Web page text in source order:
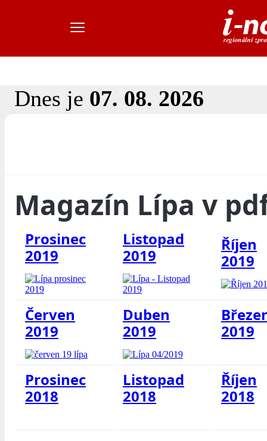
Dnes je 07. 08. 2026
Magazín Lípa v
Prosinec
2019
Listopad
2019
Říjen
2019
Červen
2019
Duben
2019
2019
Prosinec
2018
Listopad
2018
Říjen
2018